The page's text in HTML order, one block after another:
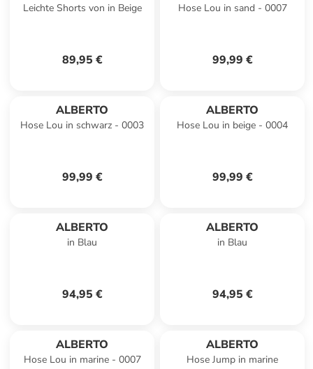
Leichte Shorts von in Beige
89,95 €
Hose Lou in sand - 0007
99,99 €
ALBERTO
Hose Lou in schwarz - 0003
99,99 €
ALBERTO
Hose Lou in beige - 0004
99,99 €
ALBERTO
in Blau
94,95 €
ALBERTO
in Blau
94,95 €
ALBERTO
Hose Lou in marine - 0007
ALBERTO
Hose Jump in marine